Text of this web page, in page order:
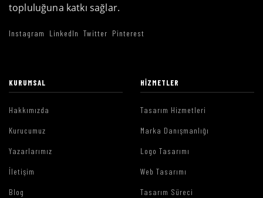
topluluğuna katkı sağlar.
Instagram LinkedIn Twitter Pinterest
KURUMSAL
Hakkımızda
Kurucumuz
Yazarlarımız
İletişim
Blog
HIZMETLER
Tasarım Hizmetleri
Marka Danışmanlığı
Logo Tasarımı
Web Tasarımı
Tasarım Süreci